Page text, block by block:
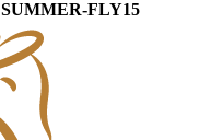
SUMMER-FLY15